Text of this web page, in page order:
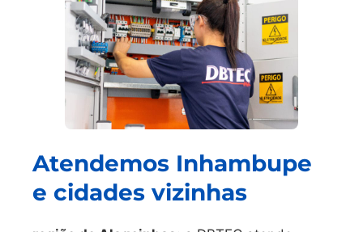
Atendemos Inhambupe
e cidades vizinhas